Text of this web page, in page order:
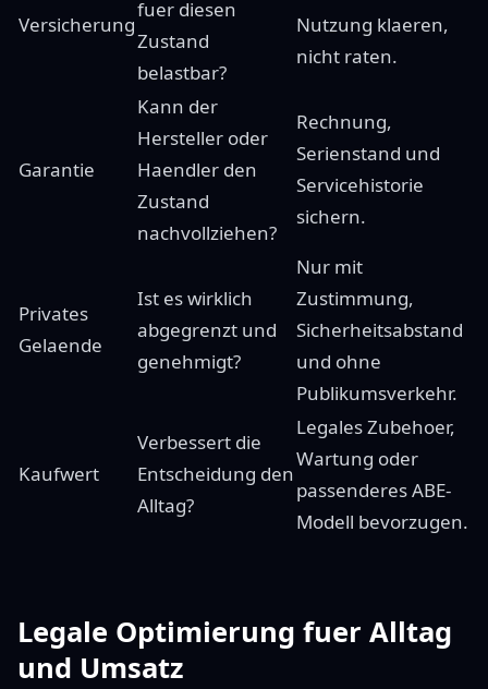
Versicherung
fuer diesen
Zustand
belastbar?
Nutzung klaeren,
nicht raten.
Garantie
Kann der
Hersteller oder
Haendler den
Zustand
nachvollziehen?
Rechnung,
Serienstand und
Servicehistorie
sichern.
Privates
Gelaende
Ist es wirklich
abgegrenzt und
genehmigt?
Nur mit
Zustimmung,
Sicherheitsabstand
und ohne
Publikumsverkehr.
Kaufwert
Verbessert die
Entscheidung den
Alltag?
Legales Zubehoer,
Wartung oder
passenderes ABE-
Modell bevorzugen.
Legale Optimierung fuer Alltag
und Umsatz